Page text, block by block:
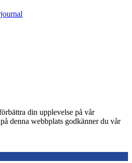
din upplevelse på vår
denna webbplats godkänner du vår